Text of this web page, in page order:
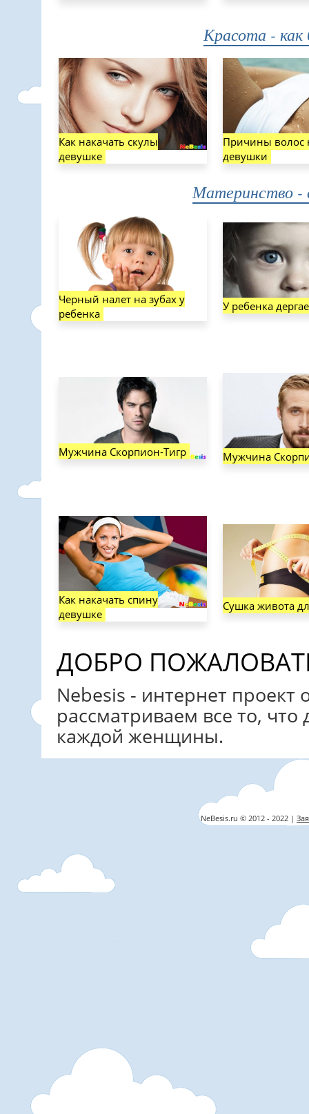
Красота - как
Как накачать скулы
девушке
Причины волос
девушки
Материнство -
Черный налет на зубах у
ребенка
У ребенка
Мужчина Скорпион-Тигр Мужчина
Как накачать спину
девушке
Сушка живота
ДОБРО ПОЖАЛОВАТЬ
Nebesis - интернет
рассматриваем все то,
каждой женщины.
NeBesis.ru © 2012 - 2022 |